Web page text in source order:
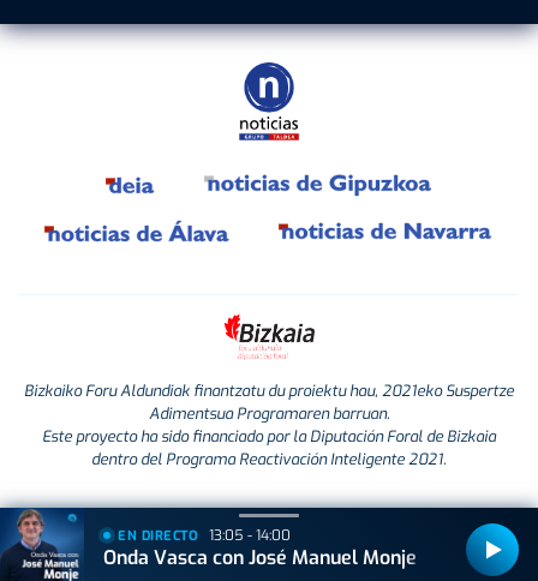
Bizkaiko Foru Aldundiak finantzatu du proiektu hau, 2021eko Suspertze
Adimentsua Programaren barruan.
Este proyecto ha sido financiado por la Diputación Foral de Bizkaia
dentro del Programa Reactivación Inteligente 2021.
EN DIRECTO 13:05 - 14:00
Onda Vasca con José Manuel Monje